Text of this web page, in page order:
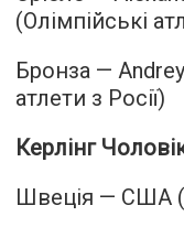
(Олімпійські
Бронза —
атлети з Росії)
Керлінг
Швеція — США